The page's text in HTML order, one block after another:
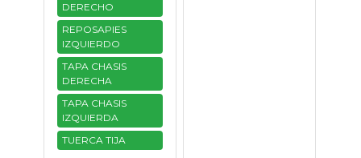
DERECHO
REPOSAPIES
IZQUIERDO
TAPA CHASIS
DERECHA
TAPA CHASIS
IZQUIERDA
TUERCA TIJA